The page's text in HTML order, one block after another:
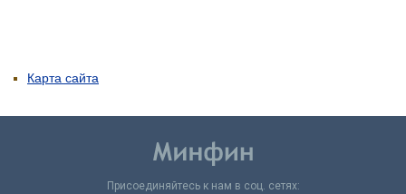
Карта сайта
Присоединяйтесь к нам в соц. сетях: